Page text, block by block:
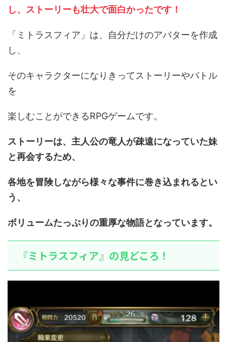
し、ストーリーも壮大で面白かったです！
「ミトラスフィア」は、自分だけのアバターを作成
し、
そのキャラクターになりきってストーリーやバトル
を
楽しむことができるRPGゲームです。
ストーリーは、主人公の竜人が疎遠になっていた妹
と再会するため、
各地を冒険しながら様々な事件に巻き込まれるとい
う、
ボリュームたっぷりの重厚な物語となっています。
『ミトラスフィア』の見どころ！